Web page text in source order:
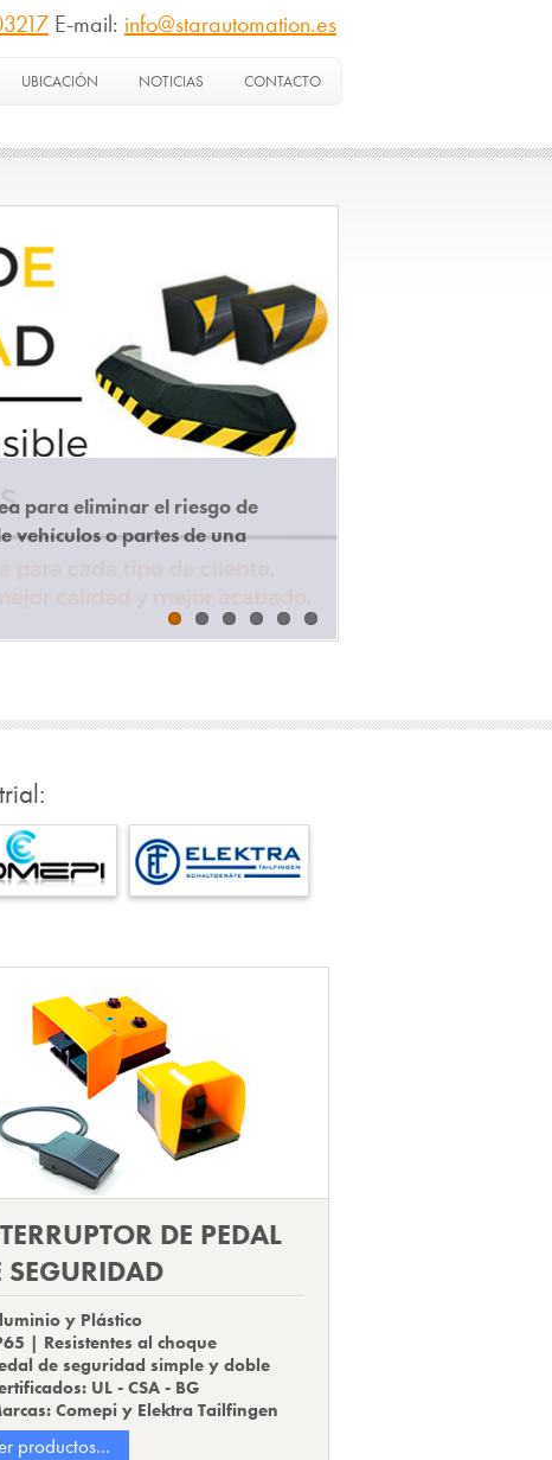
E-mail: info@starautomation.es
UBICACIÓN NOTICIAS CONTACTO
para eliminar el riesgo de
vehículos o partes de una
DE PEDAL
SEGURIDAD
y Plástico
| Resistentes al choque
de seguridad simple y doble
UL - CSA - BG
Comepi y Elektra Tailfingen
productos...